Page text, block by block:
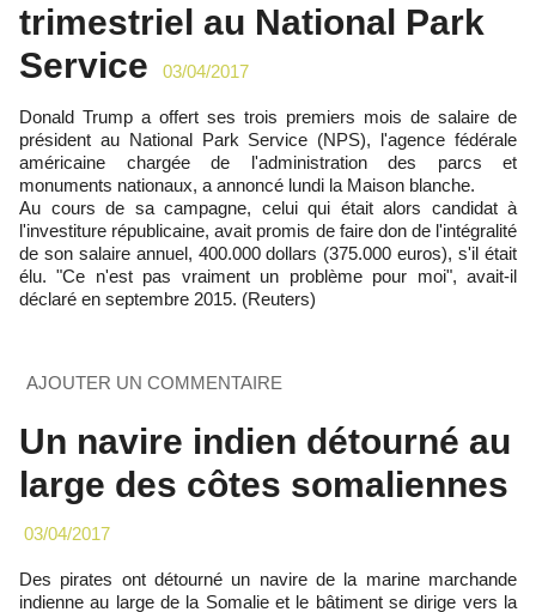
trimestriel au National Park
Service
03/04/2017
Donald Trump a offert ses trois premiers mois de salaire de
président au National Park Service (NPS), l'agence fédérale
américaine chargée de l'administration des parcs et
monuments nationaux, a annoncé lundi la Maison blanche.
Au cours de sa campagne, celui qui était alors candidat à
l'investiture républicaine, avait promis de faire don de l'intégralité
de son salaire annuel, 400.000 dollars (375.000 euros), s'il était
élu. "Ce n'est pas vraiment un problème pour moi", avait-il
déclaré en septembre 2015. (Reuters)
AJOUTER UN COMMENTAIRE
Un navire indien détourné au
large des côtes somaliennes
03/04/2017
Des pirates ont détourné un navire de la marine marchande
indienne au large de la Somalie et le bâtiment se dirige vers la